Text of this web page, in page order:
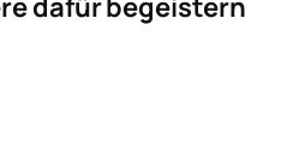
dafür begeistern